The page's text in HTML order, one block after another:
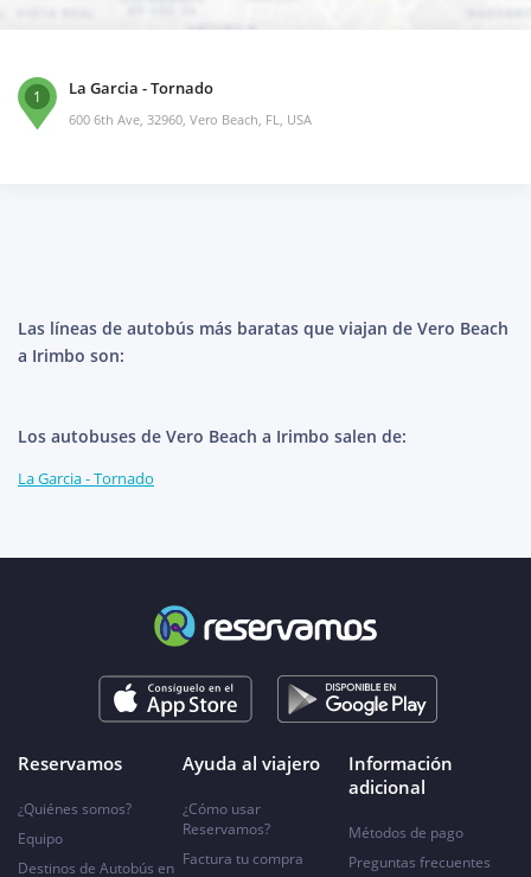
1 La Garcia - Tornado
600 6th Ave, 32960, Vero Beach, FL, USA
Las líneas de autobús más baratas que viajan de Vero Beach
a Irimbo son:
Los autobuses de Vero Beach a Irimbo salen de:
La Garcia - Tornado
Reservamos
¿Quiénes somos?
Equipo
Destinos de Autobús en
Ayuda al viajero
¿Cómo usar
Reservamos?
Factura tu compra
Información
adicional
Métodos de pago
Preguntas frecuentes